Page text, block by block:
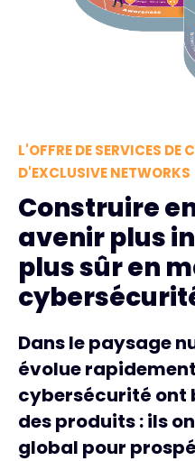
L'OFFRE DE SERVICES DE
D'EXCLUSIVE NETWORKS
Construire
avenir plus
plus sûr en
Dans le paysage
évolue
cybersécurité ont
des produits : ils
global pour